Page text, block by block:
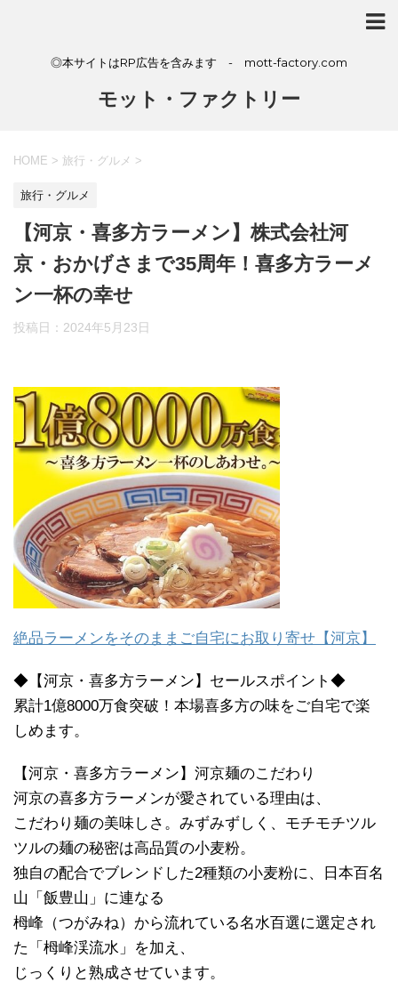
◎本サイトはRP広告を含みます - mott-factory.com
モット・ファクトリー
HOME > 旅行・グルメ >
旅行・グルメ
【河京・喜多方ラーメン】株式会社河
京・おかげさまで35周年！喜多方ラーメ
ン一杯の幸せ
投稿日： 2024年5月23日
絶品ラーメンをそのままご自宅にお取り寄せ【河京】
◆【河京・喜多方ラーメン】セールスポイント◆
累計1億8000万食突破！本場喜多方の味をご自宅で楽
しめます。
【河京・喜多方ラーメン】河京麺のこだわり
河京の喜多方ラーメンが愛されている理由は、
こだわり麺の美味しさ。みずみずしく、モチモチツル
ツルの麺の秘密は高品質の小麦粉。
独自の配合でブレンドした2種類の小麦粉に、日本百名
山「飯豊山」に連なる
栂峰（つがみね）から流れている名水百選に選定され
た「栂峰渓流水」を加え、
じっくりと熟成させています。